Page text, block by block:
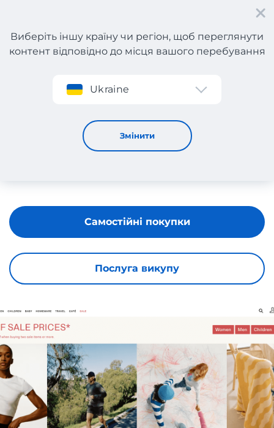
Реєстрація
Виберіть іншу країну чи регіон, щоб переглянути
контент відповідно до місця вашого перебування
Ukraine
Змінити
Arket
Послуга викупу
Самостійні покупки